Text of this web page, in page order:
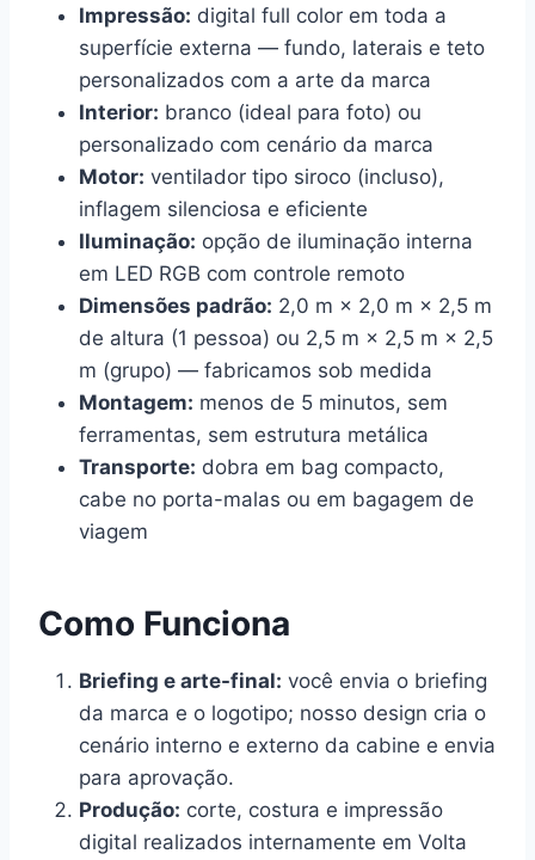
Impressão: digital full color em toda a
superfície externa — fundo, laterais e teto
personalizados com a arte da marca
Interior: branco (ideal para foto) ou
personalizado com cenário da marca
Motor: ventilador tipo siroco (incluso),
inflagem silenciosa e eficiente
Iluminação: opção de iluminação interna
em LED RGB com controle remoto
Dimensões padrão: 2,0 m × 2,0 m × 2,5 m
de altura (1 pessoa) ou 2,5 m × 2,5 m × 2,5
m (grupo) — fabricamos sob medida
Montagem: menos de 5 minutos, sem
ferramentas, sem estrutura metálica
Transporte: dobra em bag compacto,
cabe no porta-malas ou em bagagem de
viagem
Como Funciona
Briefing e arte-final: você envia o briefing
da marca e o logotipo; nosso design cria o
cenário interno e externo da cabine e envia
para aprovação.
Produção: corte, costura e impressão
digital realizados internamente em Volta